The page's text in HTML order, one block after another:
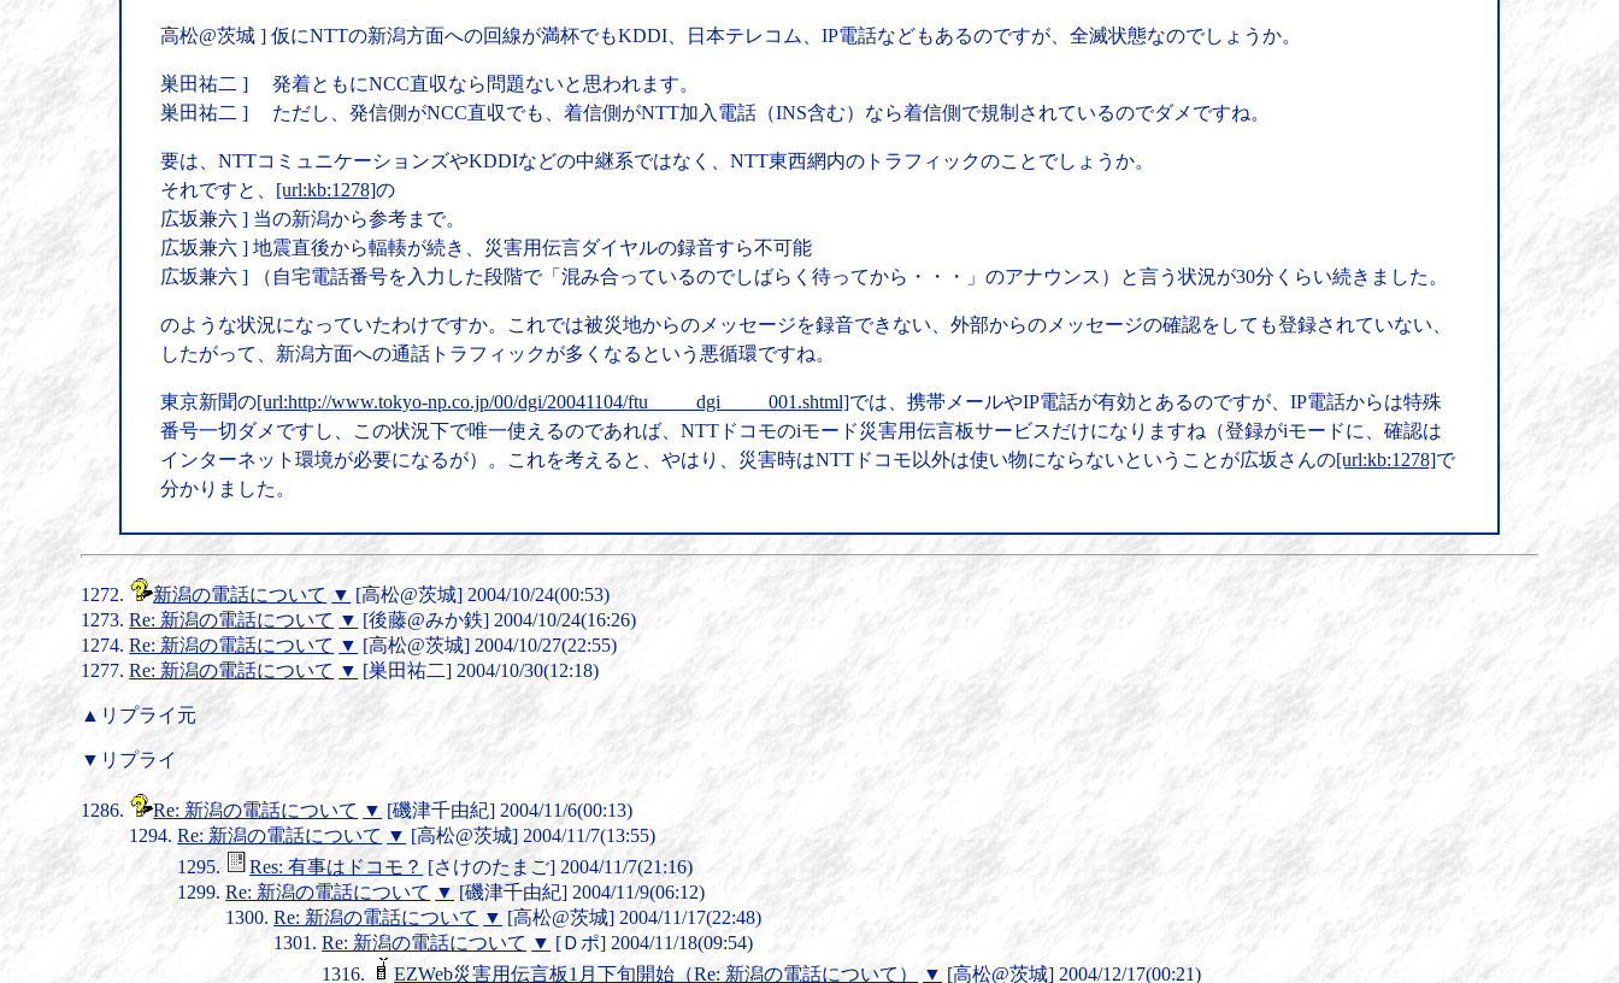
高松@茨城 ] 仮にNTTの新潟方面への回線が満杯でもKDDI、日本テレコム、IP電話などもあるのですが、全滅状態なのでしょうか。
巣田祐二 ] 発着ともにNCC直収なら問題ないと思われます。
巣田祐二 ] ただし、発信側がNCC直収でも、着信側がNTT加入電話（INS含む）なら着信側で規制されているのでダメですね。
要は、NTTコミュニケーションズやKDDIなどの中継系ではなく、NTT東西網内のトラフィックのことでしょうか。
それですと、 [url:kb:1278]の
広坂兼六 ] 当の新潟から参考まで。
広坂兼六 ] 地震直後から輻輳が続き、災害用伝言ダイヤルの録音すら不可能
広坂兼六 ] （自宅電話番号を入力した段階で「混み合っているのでしばらく待ってから・・・」のアナウンス）と言う状況が30分くらい続きました。
のような状況になっていたわけですか。これでは被災地からのメッセージを録音できない、外部からのメッセージの確認をしても登録されていない、
したがって、新潟方面への通話トラフィックが多くなるという悪循環ですね。
東京新聞の[url:http://www.tokyo-np.co.jp/00/dgi/20041104/ftu_____dgi_____001.shtml]では、携帯メールやIP電話が有効とあるのですが、IP電話からは特殊
番号一切ダメですし、この状況下で唯一使えるのであれば、NTTドコモのiモード災害用伝言板サービスだけになりますね（登録がiモードに、確認は
インターネット環境が必要になるが）。これを考えると、やはり、災害時はNTTドコモ以外は使い物にならないということが広坂さんの[url:kb:1278]で
分かりました。
新潟の電話について ▼ [高松@茨城] 2004/10/24(00:53)
Re: 新潟の電話について ▼ [後藤@みか鉄] 2004/10/24(16:26)
Re: 新潟の電話について ▼ [高松@茨城] 2004/10/27(22:55)
Re: 新潟の電話について ▼ [巣田祐二] 2004/10/30(12:18)
▲リプライ元
▼リプライ
Re: 新潟の電話について ▼ [磯津千由紀] 2004/11/6(00:13)
Re: 新潟の電話について ▼ [高松@茨城] 2004/11/7(13:55)
Res: 有事はドコモ？ [さけのたまご] 2004/11/7(21:16)
Re: 新潟の電話について ▼ [磯津千由紀] 2004/11/9(06:12)
Re: 新潟の電話について ▼ [高松@茨城] 2004/11/17(22:48)
Re: 新潟の電話について ▼ [Ｄポ] 2004/11/18(09:54)
EZWeb災害用伝言板1月下旬開始（Re: 新潟の電話について）
▼ [高松@茨城] 2004/12/17(00:21)